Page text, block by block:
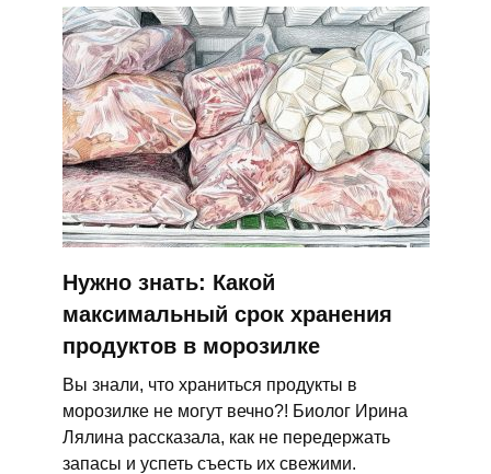
Нужно знать: Какой
максимальный срок хранения
продуктов в морозилке
Вы знали, что храниться продукты в
морозилке не могут вечно?! Биолог Ирина
Лялина рассказала, как не передержать
запасы и успеть съесть их свежими.